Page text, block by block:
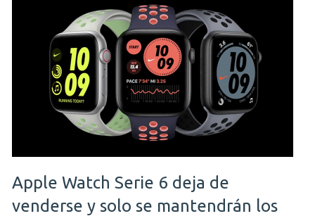
Apple Watch Serie 6 deja de
venderse y solo se mantendrán los